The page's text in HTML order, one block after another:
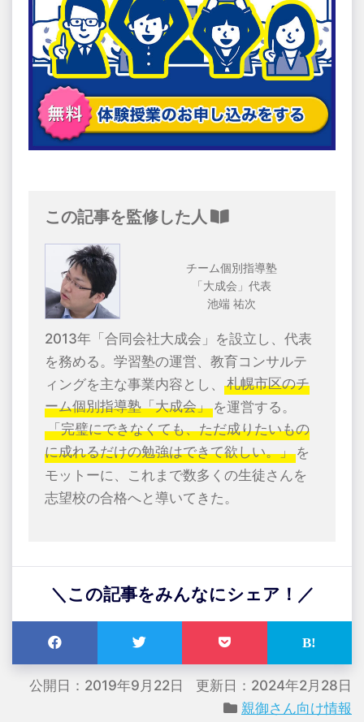
この記事を監修した人
チーム個別指導塾
「大成会」代表
池端 祐次
2013年「合同会社大成会」を設立し、代表
を務める。学習塾の運営、教育コンサルテ
ィングを主な事業内容とし、
札幌市区のチ
ーム個別指導塾「大成会」 を運営する。
「完璧にできなくても、ただ成りたいもの
に成れるだけの勉強はできて欲しい。」 を
モットーに、これまで数多くの生徒さんを
志望校の合格へと導いてきた。
＼この記事をみんなにシェア！／
公開日：2019年9月22日
更新日：2024年2月28日
親御さん向け情報